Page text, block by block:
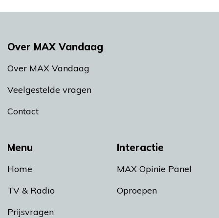
Menu
Home
TV & Radio
Prijsvragen
Interactie
MAX Opinie Panel
Oproepen
Over MAX Vandaag
Over MAX Vandaag
Veelgestelde vragen
Contact